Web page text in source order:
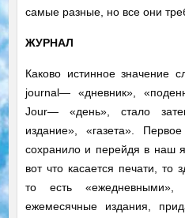
самые разные, но все они
ЖУРНАЛ
Каково истинное значение
journal— «дневник»,
Jour— «день», стало
издание», «газета».
сохранило и перейдя в наш
вот что касается печати, то
то есть «ежедневными»,
ежемесячные издания,